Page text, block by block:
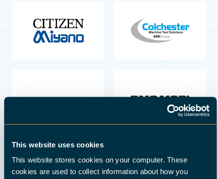
This website uses cookies
This website stores cookies on your computer. These
cookies are used to collect information about how you